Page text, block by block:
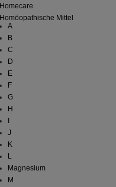
Homecare
Homöopathische Mittel
A
B
C
D
E
F
G
H
J
K
L
Magnesium
M